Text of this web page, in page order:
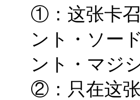
①：这张卡
ント・ソー
ント・マジ
②：只在这